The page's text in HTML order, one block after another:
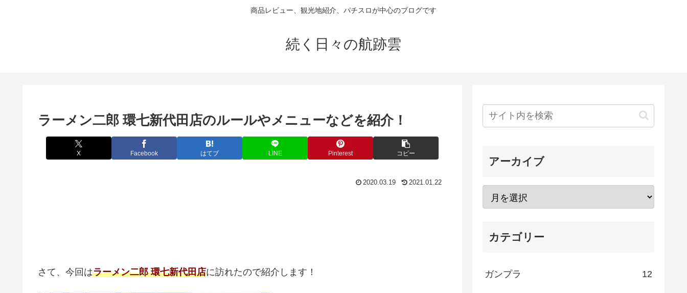
商品レビュー、観光地紹介、パチスロが中心のブログです
続く日々の航跡雲
ラーメン二郎 環七新代田店のルールやメニューなどを紹介！
X Facebook はてブ LINE Pinterest コピー
2020.03.19 2021.01.22
さて、今回はラーメン二郎 環七新代田店に訪れたので紹介します！
アーカイブ
カテゴリー
ガンプラ 12